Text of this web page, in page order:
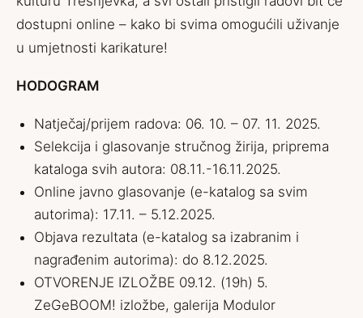
dostupni online – kako bi svima omogućili uživanje
u umjetnosti karikature!
HODOGRAM
Natječaj/prijem radova: 06. 10. – 07. 11. 2025.
Selekcija i glasovanje stručnog žirija, priprema
kataloga svih autora: 08.11.-16.11.2025.
Online javno glasovanje (e-katalog sa svim
autorima): 17.11. – 5.12.2025.
Objava rezultata (e-katalog sa izabranim i
nagrađenim autorima): do 8.12.2025.
OTVORENJE IZLOŽBE 09.12. (19h) 5.
ZeGeBOOM! izložbe, galerija Modulor